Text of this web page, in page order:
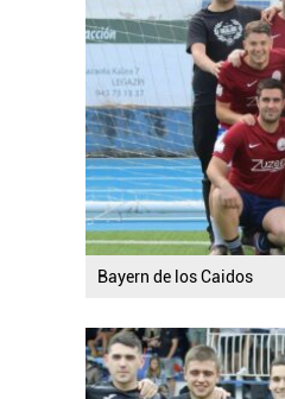
Bayern de los Caidos